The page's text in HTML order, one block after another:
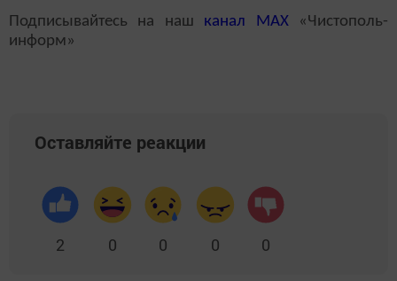
Подписывайтесь на наш канал MAX«Чистополь-
информ»
Оставляйте реакции
2 0 0 0 0